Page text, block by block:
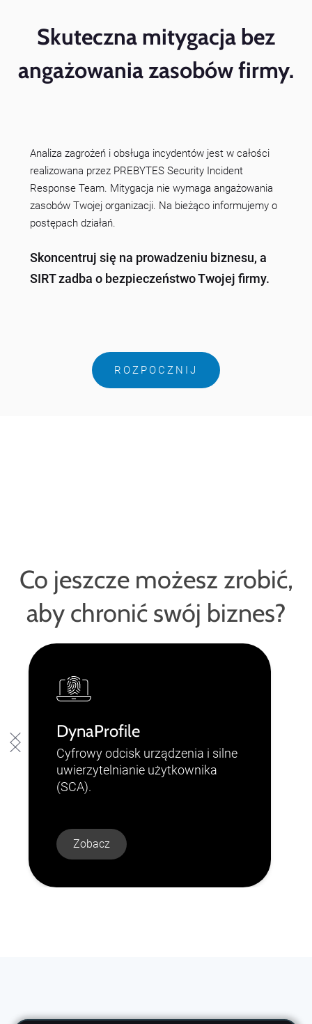
Skuteczna mitygacja bez
angażowania zasobów firmy.
Analiza zagrożeń i obsługa incydentów jest w całości
realizowana przez PREBYTES Security Incident
Response Team. Mitygacja nie wymaga angażowania
zasobów Twojej organizacji. Na bieżąco informujemy o
postępach działań.
Skoncentruj się na prowadzeniu biznesu, a
SIRT zadba o bezpieczeństwo Twojej firmy.
ROZPOCZNIJ
Co jeszcze możesz zrobić,
aby chronić swój biznes?
DynaProfile
Cyfrowy odcisk urządzenia i silne
uwierzytelnianie użytkownika
(SCA).
Zobacz